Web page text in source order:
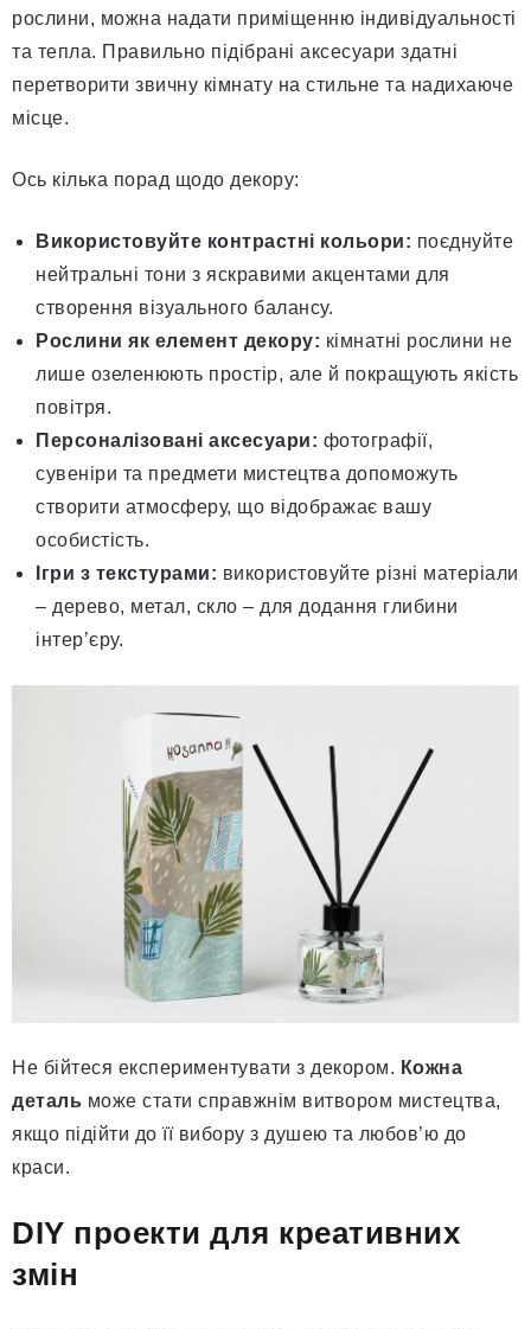
рослини, можна надати приміщенню індивідуальності
та тепла. Правильно підібрані аксесуари здатні
перетворити звичну кімнату на стильне та надихаюче
місце.
Ось кілька порад щодо декору:
Використовуйте контрастні кольори: поєднуйте
нейтральні тони з яскравими акцентами для
створення візуального балансу.
Рослини як елемент декору: кімнатні рослини не
лише озеленюють простір, але й покращують якість
повітря.
Персоналізовані аксесуари: фотографії,
сувеніри та предмети мистецтва допоможуть
створити атмосферу, що відображає вашу
особистість.
Ігри з текстурами: використовуйте різні матеріали
– дерево, метал, скло – для додання глибини
інтер’єру.
Не бійтеся експериментувати з декором. Кожна
деталь може стати справжнім витвором мистецтва,
якщо підійти до її вибору з душею та любов’ю до
краси.
DIY проекти для креативних
змін